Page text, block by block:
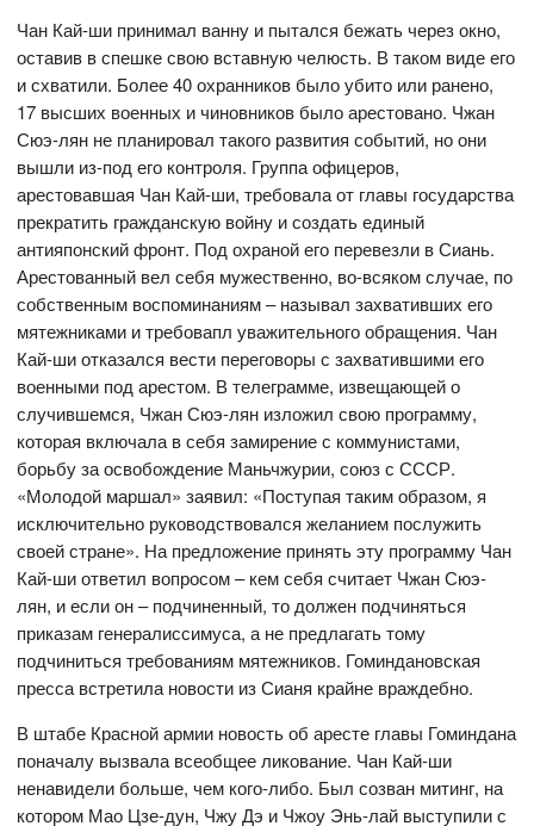
Чан Кай-ши принимал ванну и пытался бежать через окно,
оставив в спешке свою вставную челюсть. В таком виде его
и схватили. Более 40 охранников было убито или ранено,
17 высших военных и чиновников было арестовано. Чжан
Сюэ-лян не планировал такого развития событий, но они
вышли из-под его контроля. Группа офицеров,
арестовавшая Чан Кай-ши, требовала от главы государства
прекратить гражданскую войну и создать единый
антияпонский фронт. Под охраной его перевезли в Сиань.
Арестованный вел себя мужественно, во-всяком случае, по
собственным воспоминаниям – называл захвативших его
мятежниками и требовапл уважительного обращения. Чан
Кай-ши отказался вести переговоры с захватившими его
военными под арестом. В телеграмме, извещающей о
случившемся, Чжан Сюэ-лян изложил свою программу,
которая включала в себя замирение с коммунистами,
борьбу за освобождение Маньчжурии, союз с СССР.
«Молодой маршал» заявил: «Поступая таким образом, я
исключительно руководствовался желанием послужить
своей стране». На предложение принять эту программу Чан
Кай-ши ответил вопросом – кем себя считает Чжан Сюэ-
лян, и если он – подчиненный, то должен подчиняться
приказам генералиссимуса, а не предлагать тому
подчиниться требованиям мятежников. Гоминдановская
пресса встретила новости из Сианя крайне враждебно.
В штабе Красной армии новость об аресте главы Гоминдана
поначалу вызвала всеобщее ликование. Чан Кай-ши
ненавидели больше, чем кого-либо. Был созван митинг, на
котором Мао Цзе-дун, Чжу Дэ и Чжоу Энь-лай выступили с